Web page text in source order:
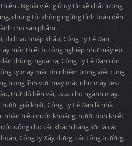
. Ngoài việc giữ uy tín về chất lượng
chúng tôi không ngừng tính toán đến
cho sản phẩm.
dịch vụ nhập khẩu, Công Ty Lê Đan
móc thiết bị công nghiệp như máy ép
thùng; ngoài ra, Công Ty Lê Đan còn
ty may mặc tín nhiệm trong việc cung
trong lĩnh vực may mặc như máy test
thử độ bền vải, ..v.v. cho ngành may.
giải khát, Công Ty Lê Đan là nhà
nhãn hiệu nước khoáng, nước tinh khiết
uống cho các khách hàng lớn là các
Công ty Xây dựng, các công trường,